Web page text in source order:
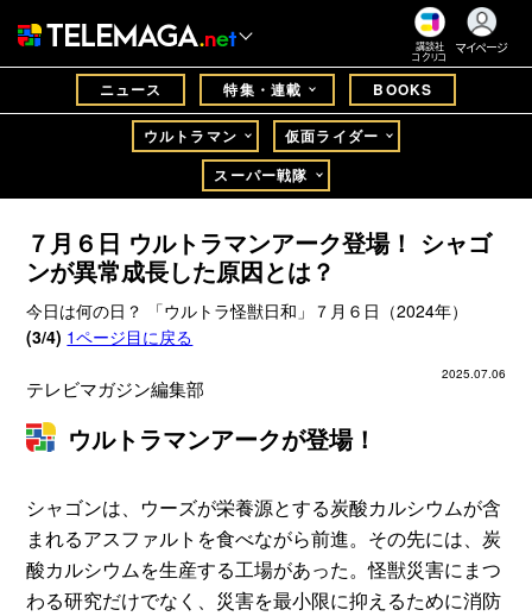
講談社
コクリコ
マイページ
ニュース 特集・連載 BOOKS
ウルトラマン
仮面ライダー
スーパー戦隊
７月６日 ウルトラマンアーク登場！ シャゴ
ンが異常成長した原因とは？
今日は何の日？ 「ウルトラ怪獣日和」７月６日（2024年）
(3/4) 1ページ目に戻る
2025.07.06
テレビマガジン編集部
ウルトラマンアークが登場！
シャゴンは、ウーズが栄養源とする炭酸カルシウムが含
まれるアスファルトを食べながら前進。その先には、炭
酸カルシウムを生産する工場があった。怪獣災害にまつ
わる研究だけでなく、災害を最小限に抑えるために消防